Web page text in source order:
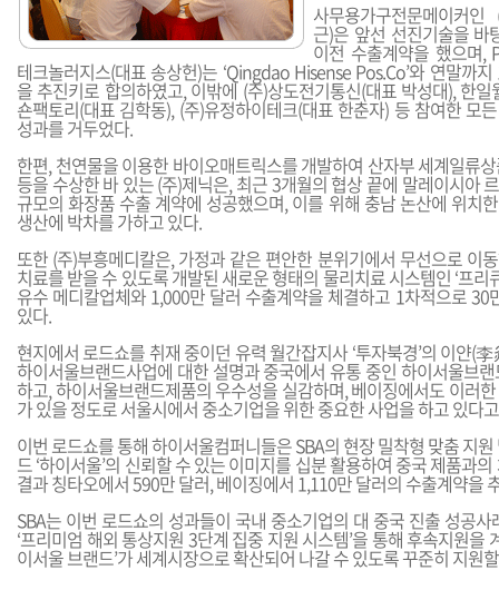
사무용가구전문메이커
근)은 앞선 선진기술을 바
이전 수출계약을 했으며,
테크놀러지스(대표 송상헌)는 ‘Qingdao Hisense Pos.Co’와 연말까
을 추진키로 합의하였고, 이밖에 (주)상도전기통신(대표 박성대), 한일
숀팩토리(대표 김학동), (주)유정하이테크(대표 한춘자) 등 참여한 모
성과를 거두었다.
한편, 천연물을 이용한 바이오매트릭스를 개발하여 산자부 세계일류
등을 수상한 바 있는 (주)제닉은, 최근 3개월의 협상 끝에 말레이시아
규모의 화장품 수출 계약에 성공했으며, 이를 위해 충남 논산에 위치
생산에 박차를 가하고 있다.
또한 (주)부흥메디칼은, 가정과 같은 편안한 분위기에서 무선으로 이
치료를 받을 수 있도록 개발된 새로운 형태의 물리치료 시스템인 ‘프리
유수 메디칼업체와 1,000만 달러 수출계약을 체결하고 1차적으로 30
있다.
현지에서 로드쇼를 취재 중이던 유력 월간잡지사 ‘투자북경’의 이얀(
하이서울브랜드사업에 대한 설명과 중국에서 유통 중인 하이서울브
하고, 하이서울브랜드제품의 우수성을 실감하며, 베이징에서도 이러
가 있을 정도로 서울시에서 중소기업을 위한 중요한 사업을 하고 있다
이번 로드쇼를 통해 하이서울컴퍼니들은 SBA의 현장 밀착형 맞춤 지
드 ‘하이서울’의 신뢰할 수 있는 이미지를 십분 활용하여 중국 제품과
결과 칭타오에서 590만 달러, 베이징에서 1,110만 달러의 수출계약을
SBA는 이번 로드쇼의 성과들이 국내 중소기업의 대 중국 진출 성공
‘프리미엄 해외 통상지원 3단계 집중 지원 시스템’을 통해 후속지원을
이서울 브랜드’가 세계시장으로 확산되어 나갈 수 있도록 꾸준히 지원